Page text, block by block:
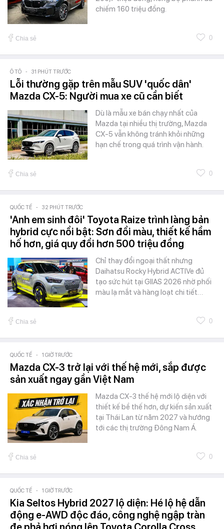
chiếm 160 triệu đồng.
Chia sẻ 0
Ô TÔ - 31 PHÚT TRƯỚC
Lỗi thường gặp trên mẫu SUV 'quốc dân'
Mazda CX-5: Người mua xe cũ cần biết
Dù là mẫu xe bán chạy nhất của
Mazda tại nhiều thị trường, Mazda
CX-5 vẫn không tránh khỏi những
hạn chế trong quá trình vận hành.
Chia sẻ 0
QUỐC TẾ - 32 PHÚT TRƯỚC
'Anh em sinh đôi' Toyota Raize trình làng bản
hybrid cực nổi bật: Sơn đổi màu, thiết kế hầm
hố hơn, giá quy đổi hơn 500 triệu đồng
Chỉ thay đổi ngoại thất nhưng
Daihatsu Rocky Hybrid ACTIVe đủ
tạo sức hút tại GIIAS 2026 nhờ phối
màu lạ mắt và hàng loạt chi tiết…
Chia sẻ 0
QUỐC TẾ - 1 GIỜ TRƯỚC
Mazda CX-3 trở lại với thế hệ mới, sắp được
sản xuất ngay gần Việt Nam
Mazda CX-3 thế hệ mới lộ diện với
thiết kế bề thế hơn, dự kiến sản xuất
tại Thái Lan từ năm 2027 và hướng
tới các thị trường Đông Nam Á.
Chia sẻ 0
QUỐC TẾ - 1 GIỜ TRƯỚC
Kia Seltos Hybrid 2027 lộ diện: Hé lộ hệ dẫn
động e-AWD độc đáo, công nghệ ngập tràn